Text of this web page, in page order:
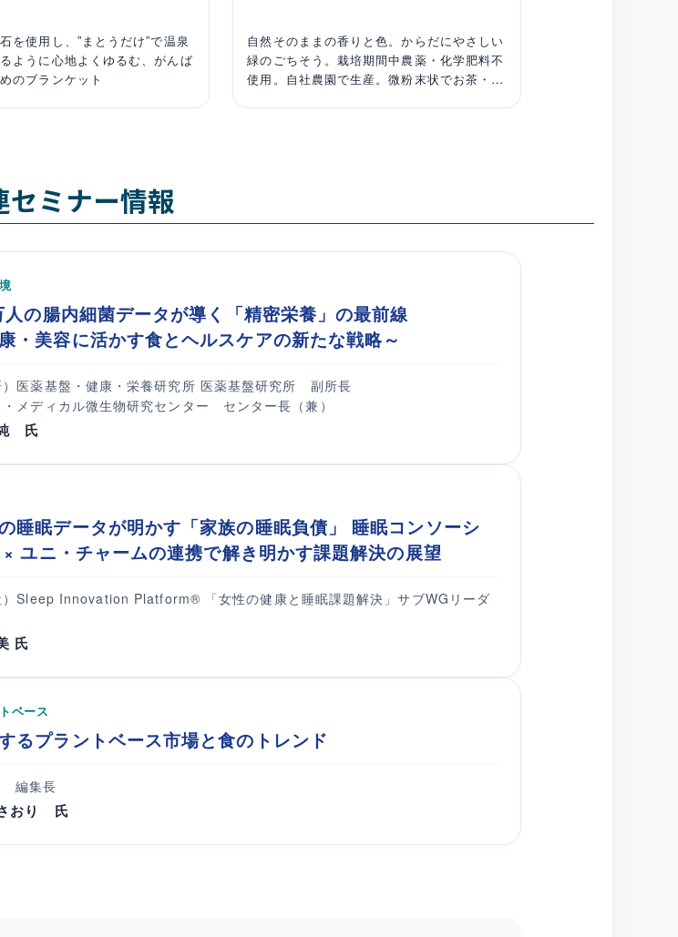
を使用し、”まとうだけ”で温泉
ように心地よくゆるむ、がんば
のブランケット
自然そのままの香りと色。からだにやさしい
緑のごちそう。栽培期間中農薬・化学肥料不
使用。自社農園で生産。微粉末状でお茶・お
セミナー情報
人の腸内細菌データが導く「精密栄養」の最前線
・美容に活かす食とヘルスケアの新たな戦略～
）医薬基盤・健康・栄養研究所 医薬基盤研究所 副所長
メディカル微生物研究センター センター長（兼）
氏
睡眠データが明かす「家族の睡眠負債」 睡眠コンソーシ
× ユニ・チャームの連携で解き明かす課題解決の展望
）Sleep Innovation Platform® 「女性の健康と睡眠課題解決」サブWGリーダ
氏
ベース
るプラントベース市場と食のトレンド
編集長
おり 氏